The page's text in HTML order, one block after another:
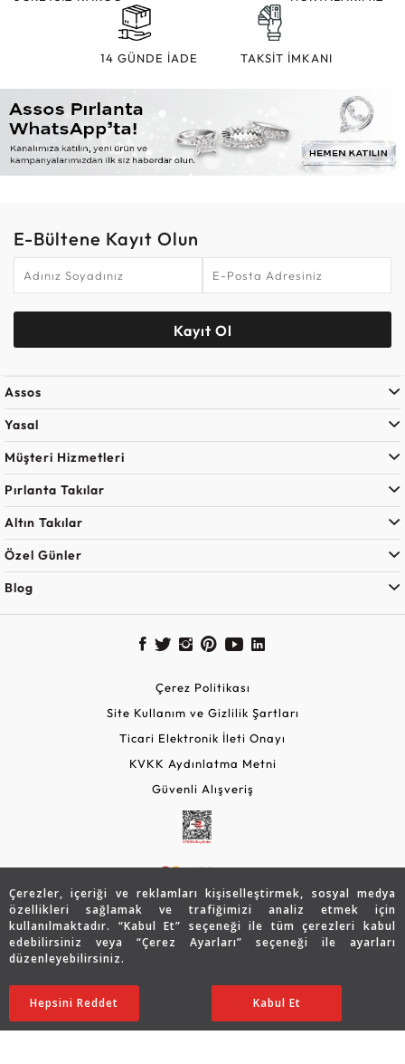
Çerezler, içeriği ve reklamları kişiselleştirmek, sosyal medya
özellikleri sağlamak ve trafiğimizi analiz etmek için
kullanılmaktadır. “Kabul Et” seçeneği ile tüm çerezleri kabul
edebilirsiniz veya “Çerez Ayarları” seçeneği ile ayarları
düzenleyebilirsiniz.
Ayarları Düzenle
Hepsini Reddet Kabul Et
47.159 TL
23.579TL SATIN ALIN
14 GÜNDE İADE TAKSİT İMKANI
E-Bültene Kayıt Olun
Kayıt Ol
Assos
Yasal
Müşteri Hizmetleri
Pırlanta Takılar
Altın Takılar
Özel Günler
Blog
© 2026 Assos Diamond
Çerez Politikası
Site Kullanım ve Gizlilik Şartları
Ticari Elektronik İleti Onayı
KVKK Aydınlatma Metni
Güvenli Alışveriş
Copyright © 2026 Assos Pırlanta - Bu sitenin tüm hakları